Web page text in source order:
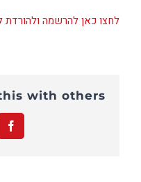
לחצו כאן להרשמה ולהורדת
with others